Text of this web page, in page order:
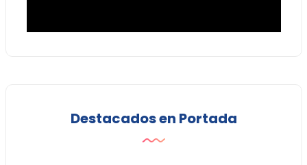
Destacados en Portada